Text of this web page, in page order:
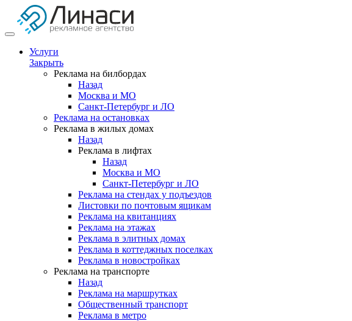
Услуги
Закрыть
Реклама на билбордах
Назад
Москва и МО
Санкт-Петербург и ЛО
Реклама на остановках
Реклама в жилых домах
Назад
Реклама в лифтах
Назад
Москва и МО
Санкт-Петербург и ЛО
Реклама на стендах у подъездов
Листовки по почтовым ящикам
Реклама на квитанциях
Реклама на этажах
Реклама в элитных домах
Реклама в коттеджных поселках
Реклама в новостройках
Реклама на транспорте
Назад
Реклама на маршрутках
Общественный транспорт
Реклама в метро